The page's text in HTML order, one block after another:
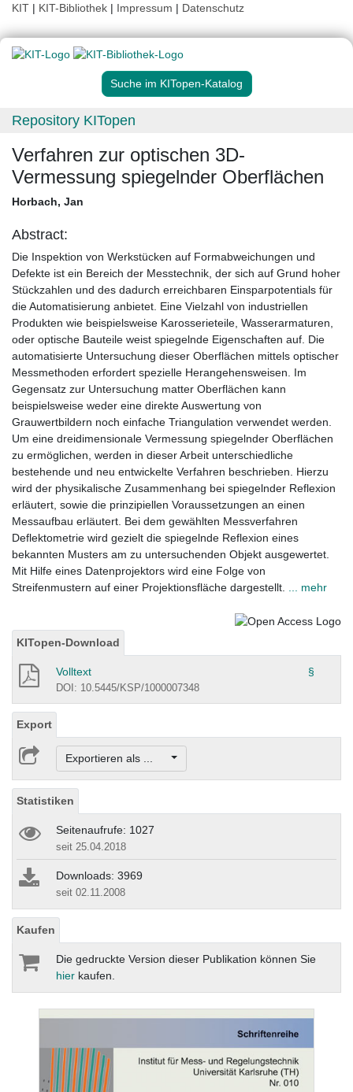
KIT | KIT-Bibliothek | Impressum | Datenschutz
Suche im KITopen-Katalog
Repository KITopen
Verfahren zur optischen 3D-
Vermessung spiegelnder Oberflächen
Horbach, Jan
Abstract:
Die Inspektion von Werkstücken auf Formabweichungen und
Defekte ist ein Bereich der Messtechnik, der sich auf Grund hoher
Stückzahlen und des dadurch erreichbaren Einsparpotentials für
die Automatisierung anbietet. Eine Vielzahl von industriellen
Produkten wie beispielsweise Karosserieteile, Wasserarmaturen,
oder optische Bauteile weist spiegelnde Eigenschaften auf. Die
automatisierte Untersuchung dieser Oberflächen mittels optischer
Messmethoden erfordert spezielle Herangehensweisen. Im
Gegensatz zur Untersuchung matter Oberflächen kann
beispielsweise weder eine direkte Auswertung von
Grauwertbildern noch einfache Triangulation verwendet werden.
Um eine dreidimensionale Vermessung spiegelnder Oberflächen
zu ermöglichen, werden in dieser Arbeit unterschiedliche
bestehende und neu entwickelte Verfahren beschrieben. Hierzu
wird der physikalische Zusammenhang bei spiegelnder Reflexion
erläutert, sowie die prinzipiellen Voraussetzungen an einen
Messaufbau erläutert. Bei dem gewählten Messverfahren
Deflektometrie wird gezielt die spiegelnde Reflexion eines
bekannten Musters am zu untersuchenden Objekt ausgewertet.
Mit Hilfe eines Datenprojektors wird eine Folge von
Streifenmustern auf einer Projektionsfläche dargestellt.
... mehr
KITopen-Download
Volltext §
DOI: 10.5445/KSP/1000007348
Export
Exportieren als ...
Statistiken
Seitenaufrufe: 1027
seit 25.04.2018
Downloads: 3969
seit 02.11.2008
Kaufen
Die gedruckte Version dieser Publikation können Sie
hier kaufen.